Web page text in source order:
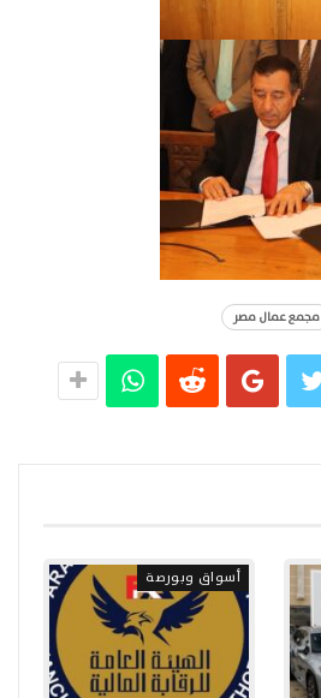
مجمع عمال مصر
أسواق وبورصة